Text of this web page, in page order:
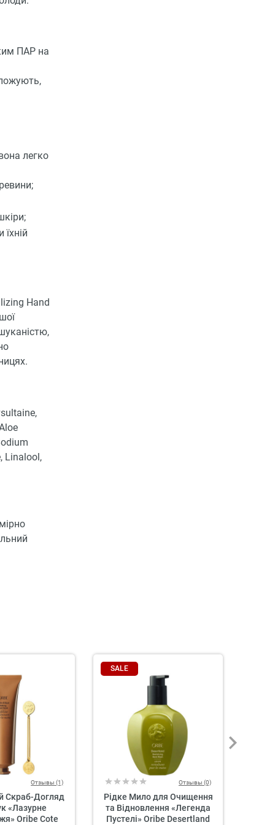
ПАР на
легко
Hand
Linalool,
Отзывы (1)
Скраб-Догляд
«Лазурне
Oribe Cote
SALE
Отзывы (0)
Рідке Мило для Очищення
та Відновлення «Легенда
Пустелі» Oribe Desertland